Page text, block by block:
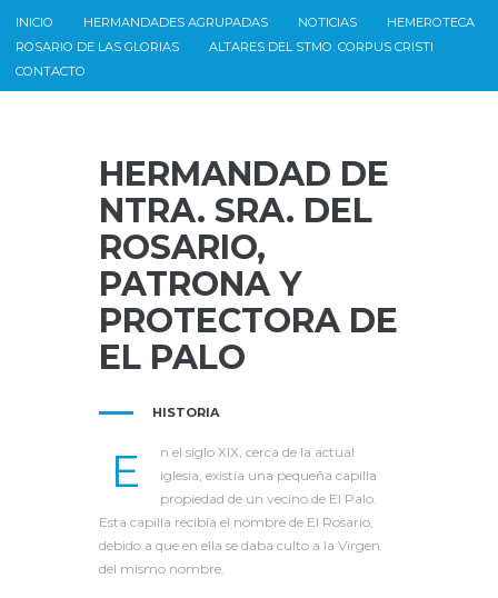
INICIO HERMANDADES AGRUPADAS NOTICIAS
HEMEROTECA
ROSARIO DE LAS GLORIAS
ALTARES DEL STMO. CORPUS CRISTI
CONTACTO
HERMANDAD DE
NTRA. SRA. DEL
ROSARIO,
PATRONA Y
PROTECTORA DE
EL PALO
HISTORIA
E
n el siglo XIX, cerca de la actual
iglesia, existía una pequeña capilla
propiedad de un vecino de El Palo.
Esta capilla recibía el nombre de El Rosario,
debido a que en ella se daba culto a la Virgen
del mismo nombre.